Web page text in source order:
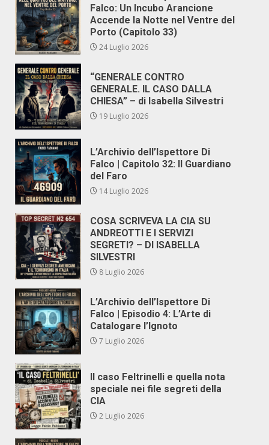
Falco: Un Incubo Arancione
Accende la Notte nel Ventre del
Porto (Capitolo 33)
24 Luglio 2026
“GENERALE CONTRO
GENERALE. IL CASO DALLA
CHIESA” – di Isabella Silvestri
19 Luglio 2026
L’Archivio dell’Ispettore Di
Falco | Capitolo 32: Il Guardiano
del Faro
14 Luglio 2026
COSA SCRIVEVA LA CIA SU
ANDREOTTI E I SERVIZI
SEGRETI? – DI ISABELLA
SILVESTRI
8 Luglio 2026
L’Archivio dell’Ispettore Di
Falco | Episodio 4: L’Arte di
Catalogare l’Ignoto
7 Luglio 2026
Il caso Feltrinelli e quella nota
speciale nei file segreti della
CIA
2 Luglio 2026